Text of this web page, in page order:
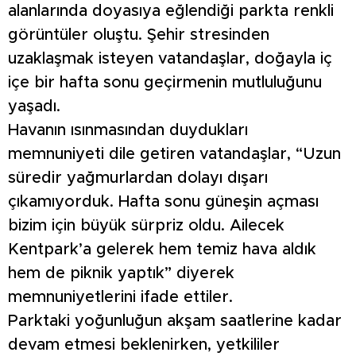
alanlarında doyasıya eğlendiği parkta renkli
görüntüler oluştu. Şehir stresinden
uzaklaşmak isteyen vatandaşlar, doğayla iç
içe bir hafta sonu geçirmenin mutluluğunu
yaşadı.
Havanın ısınmasından duydukları
memnuniyeti dile getiren vatandaşlar, “Uzun
süredir yağmurlardan dolayı dışarı
çıkamıyorduk. Hafta sonu güneşin açması
bizim için büyük sürpriz oldu. Ailecek
Kentpark’a gelerek hem temiz hava aldık
hem de piknik yaptık” diyerek
memnuniyetlerini ifade ettiler.
Parktaki yoğunluğun akşam saatlerine kadar
devam etmesi beklenirken, yetkililer